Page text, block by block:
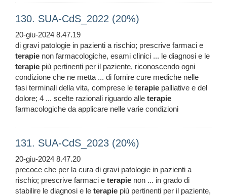
130. SUA-CdS_2022 (20%)
20-giu-2024 8.47.19
di gravi patologie in pazienti a rischio; prescrive farmaci e
terapie non farmacologiche, esami clinici ... le diagnosi e le
terapie più pertinenti per il paziente, riconoscendo ogni
condizione che ne metta ... di fornire cure mediche nelle
fasi terminali della vita, comprese le terapie palliative e del
dolore; 4 ... scelte razionali riguardo alle terapie
farmacologiche da applicare nelle varie condizioni
131. SUA-CdS_2023 (20%)
20-giu-2024 8.47.20
precoce che per la cura di gravi patologie in pazienti a
rischio; prescrive farmaci e terapie non ... in grado di
stabilire le diagnosi e le terapie più pertinenti per il paziente,